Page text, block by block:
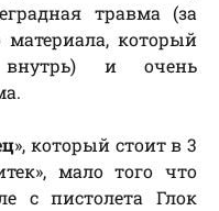
травма (за
который
внутрь) и очень
», который стоит в 3
мало того что
с пистолета Глок